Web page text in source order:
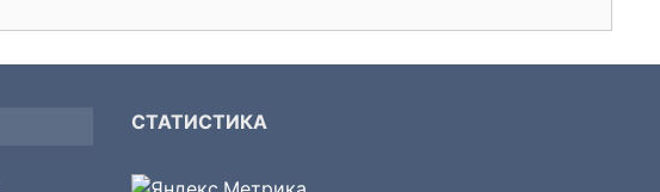
СТАТИСТИКА